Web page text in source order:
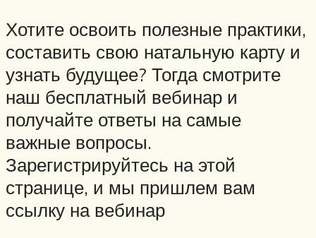
Хотите освоить полезные практики,
составить свою натальную карту и
узнать будущее? Тогда смотрите
наш бесплатный вебинар и
получайте ответы на самые
важные вопросы.
Зарегистрируйтесь на этой
странице, и мы пришлем вам
ссылку на вебинар